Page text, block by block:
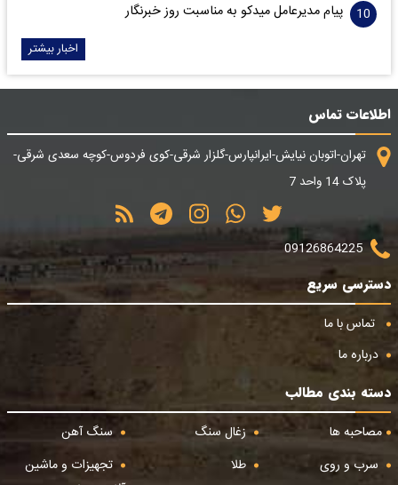
پیام مدیرعامل میدکو به مناسبت روز خبرنگار
اخبار بیشتر
اطلاعات تماس
تهران-اتوبان نیایش-ایرانپارس-گلزار شرقی-کوی فردوس-کوچه سعدی شرقی-
پلاک 14 واحد 7
09126864225
دسترسی سریع
تماس با ما
درباره ما
دسته بندی مطالب
مصاحبه ها
زغال سنگ
سنگ آهن
سرب و روی
طلا
تجهیزات و ماشین